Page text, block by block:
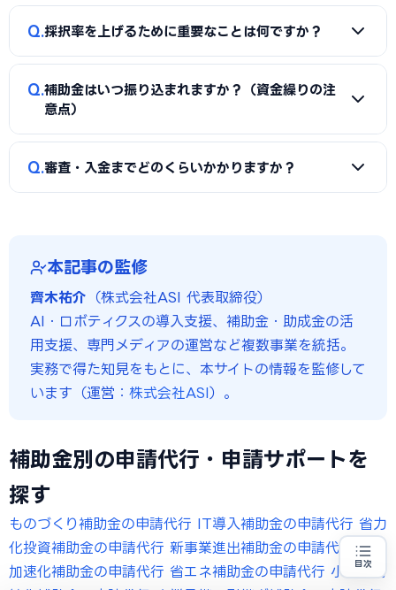
金）」のように分けることで、異なる経費項目について両方
を活用できるケースがあります。経費按分の計画は事前に専門
A
一般的に、事業計画書、見積書、決算書（直近2期分）、
類（賃上げ表明・事業継続力強化計画の認定等）も求められ
ます。申請代行ではこれらの書類整備と不備チェックを代行
し、差し戻しによる遅延を防ぎます。
Q 採択率を上げるために重要なことは何ですか？
A
①公募要領の加点項目を漏れなく満たすこと、②課題・解
決策・効果を定量的（数値）で示すこと、③事業の革新性と
府の地域特性や自社の強みを盛り込んだ計画書ほど高く評価
されます。申請代行はこの作り込みを専門的に支援します。
Q 補助金はいつ振り込まれますか？（資金繰りの注
意点）
A
補助金は原則「後払い（精算払い）」です。採択後にいっ
Q 審査・入金までどのくらいかかりますか？
入金まで半年〜1年程度かかるのが一般的です。大阪府独自の
の相談・申請が有利です。
本記事の監修
齊木祐介 （株式会社ASI 代表取締役）
AI・ロボティクスの導入支援、補助金・助成金の活
用支援、専門メディアの運営など複数事業を統括。
実務で得た知見をもとに、本サイトの情報を監修して
います（運営： 株式会社ASI）。
補助金別の申請代行・申請サポートを
探す
ものづくり補助金の申請代行 IT導入補助金の申請代行 省力
化投資補助金の申請代行 新事業進出補助金の申請代行
成長
加速化補助金の申請代行 省エネ補助金の申請代行 小規模持
目次
補助金の申請代行をお探しの方 地域・業種から選べる